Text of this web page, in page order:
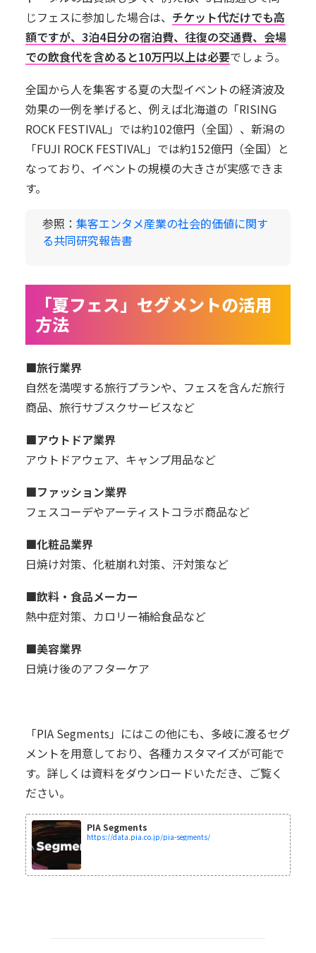
じフェスに参加した場合は、 チケット代だけでも高
額ですが、3泊4日分の宿泊費、往復の交通費、会場
での飲食代を含めると10万円以上は必要でしょう。
全国から人を集客する夏の大型イベントの経済波及
効果の一例を挙げると、例えば北海道の「RISING
ROCK FESTIVAL」では約102億円（全国）、新潟の
「FUJI ROCK FESTIVAL」では約152億円（全国）と
なっており、イベントの規模の大きさが実感できま
す。
参照： 集客エンタメ産業の社会的価値に関す
る共同研究報告書
「夏フェス」セグメントの活用
方法
■旅行業界
自然を満喫する旅行プランや、フェスを含んだ旅行
商品、旅行サブスクサービスなど
■アウトドア業界
アウトドアウェア、キャンプ用品など
■ファッション業界
フェスコーデやアーティストコラボ商品など
■化粧品業界
日焼け対策、化粧崩れ対策、汗対策など
■飲料・食品メーカー
熱中症対策、カロリー補給食品など
■美容業界
日焼け後のアフターケア
「PIA Segments」にはこの他にも、多岐に渡るセグ
メントを用意しており、各種カスタマイズが可能で
す。詳しくは資料をダウンロードいただき、ご覧く
ださい。
PIA Segments
https://data.pia.co.jp/pia-segments/